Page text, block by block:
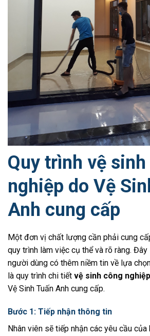
Quy trình vệ
nghiệp do Vệ
Anh cung cấp
Một đơn vị chất lượng cần phải cung
quy trình làm việc cụ thể và rõ ràng.
người dùng có thêm niềm tin về lựa
là quy trình chi tiết vệ sinh công
Vệ Sinh Tuấn Anh cung cấp.
Bước 1: Tiếp nhận thông tin
Nhân viên sẽ tiếp nhận các yêu cầu của